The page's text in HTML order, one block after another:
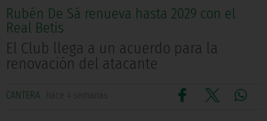
Rubén De Sá renueva hasta 2029 con el
Real Betis
El Club llega a un acuerdo para la
renovación del atacante
CANTERA hace 4 semanas